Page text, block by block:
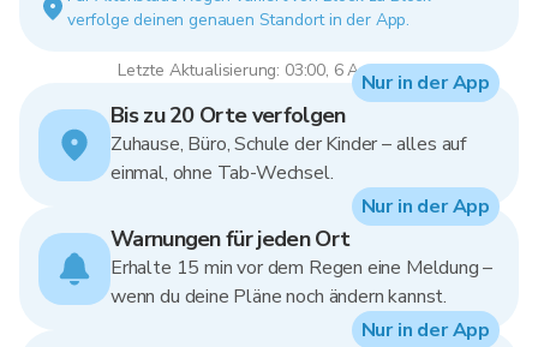
verfolge deinen genauen Standort in der App.
Letzte Aktualisierung: 03:00, 6 Aug 2026
Bis zu 20 Orte verfolgen
Zuhause, Büro, Schule der Kinder – alles auf
einmal, ohne Tab-Wechsel.
Nur in der App
Warnungen für jeden Ort
Erhalte 15 min vor dem Regen eine Meldung –
wenn du deine Pläne noch ändern kannst.
Nur in der App
Nur in der App